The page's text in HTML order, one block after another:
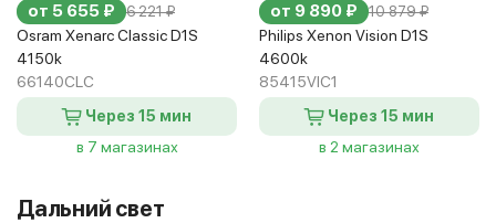
от 5 655 ₽ 6 221 ₽
Osram Xenarc Classic D1S
4150k
66140CLC
Через 15 мин
в 7 магазинах
от 9 890 ₽ 10 879 ₽
Philips Xenon Vision D1S
4600k
85415VIC1
Через 15 мин
в 2 магазинах
Дальний свет